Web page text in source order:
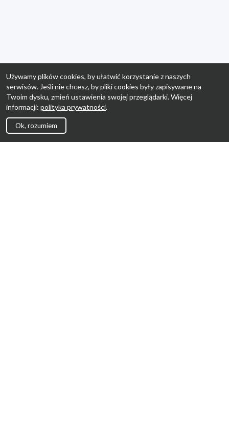
Używamy plików cookies, by ułatwić korzystanie z naszych
serwisów. Jeśli nie chcesz, by pliki cookies były zapisywane na
Twoim dysku, zmień ustawienia swojej przeglądarki. Więcej
informacji: polityka prywatności.
Ok, rozumiem